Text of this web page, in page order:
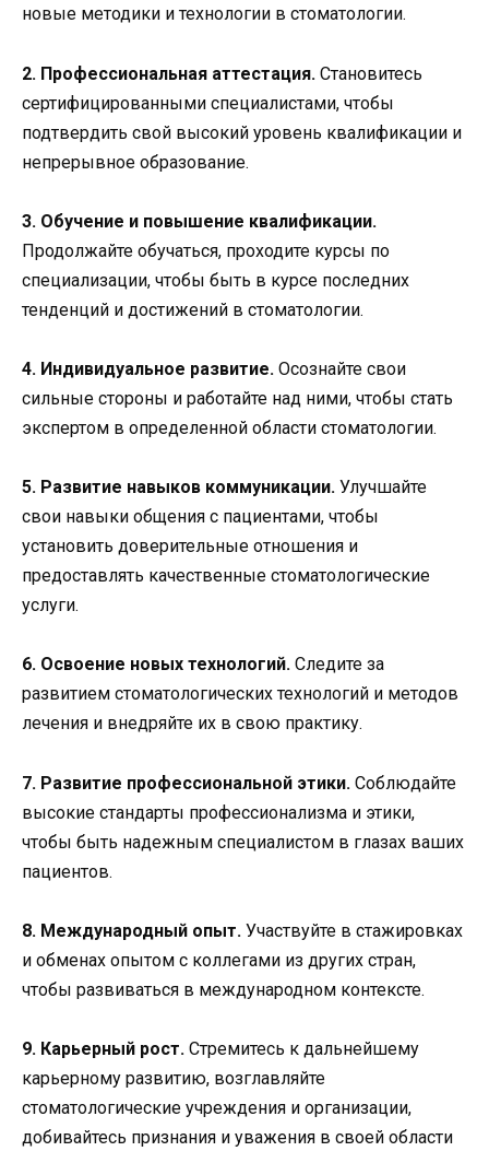
новые методики и технологии в стоматологии.
2. Профессиональная аттестация. Становитесь
сертифицированными специалистами, чтобы
подтвердить свой высокий уровень квалификации и
непрерывное образование.
3. Обучение и повышение квалификации.
Продолжайте обучаться, проходите курсы по
специализации, чтобы быть в курсе последних
тенденций и достижений в стоматологии.
4. Индивидуальное развитие. Осознайте свои
сильные стороны и работайте над ними, чтобы стать
экспертом в определенной области стоматологии.
5. Развитие навыков коммуникации. Улучшайте
свои навыки общения с пациентами, чтобы
установить доверительные отношения и
предоставлять качественные стоматологические
услуги.
6. Освоение новых технологий. Следите за
развитием стоматологических технологий и методов
лечения и внедряйте их в свою практику.
7. Развитие профессиональной этики. Соблюдайте
высокие стандарты профессионализма и этики,
чтобы быть надежным специалистом в глазах ваших
пациентов.
8. Международный опыт. Участвуйте в стажировках
и обменах опытом с коллегами из других стран,
чтобы развиваться в международном контексте.
9. Карьерный рост. Стремитесь к дальнейшему
карьерному развитию, возглавляйте
стоматологические учреждения и организации,
добивайтесь признания и уважения в своей области